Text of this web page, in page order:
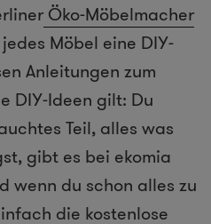
Öko-Möbelmacher
Möbel eine DIY-
Anleitungen zum
DIY-Ideen gilt: Du
Teil, alles was
gibt es bei ekomia
wenn du schon alles zu
die kostenlose